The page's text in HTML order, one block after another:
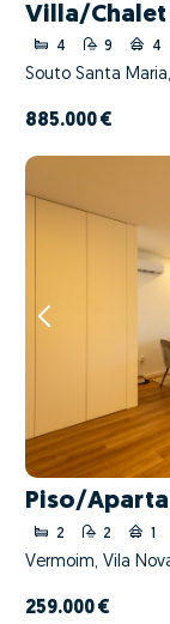
Villa/Chalet
4 9 4
885.000 €
Piso/
2 2 1
Vermoim, Vila
259.000 €